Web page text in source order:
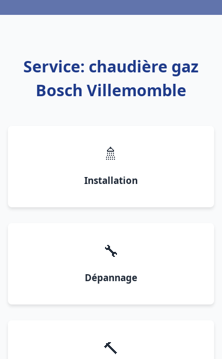
Service: chaudière gaz
Bosch Villemomble
🚿
Installation
🔧
Dépannage
🔨